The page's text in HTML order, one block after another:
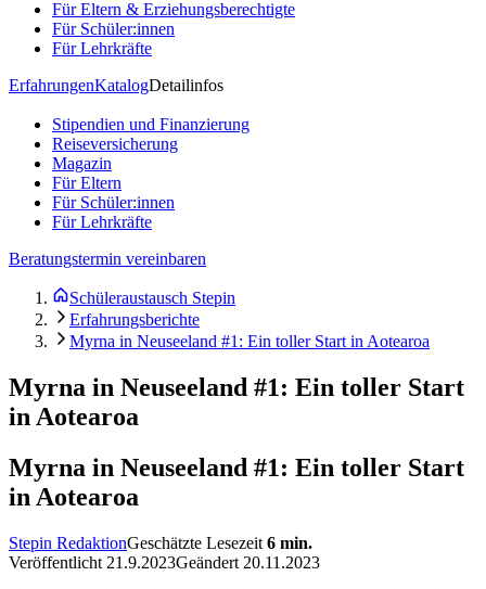
Für Eltern & Erziehungsberechtigte
Für Schüler:innen
Für Lehrkräfte
ErfahrungenKatalogDetailinfos
Stipendien und Finanzierung
Reiseversicherung
Magazin
Für Eltern
Für Schüler:innen
Für Lehrkräfte
Beratungstermin vereinbaren
Schüleraustausch Stepin
Erfahrungsberichte
Myrna in Neuseeland #1: Ein toller Start in Aotearoa
Myrna in Neuseeland #1: Ein toller Start
in Aotearoa
Myrna in Neuseeland #1: Ein toller Start
in Aotearoa
Stepin RedaktionGeschätzte Lesezeit 6 min.
Veröffentlicht 21.9.2023Geändert 20.11.2023